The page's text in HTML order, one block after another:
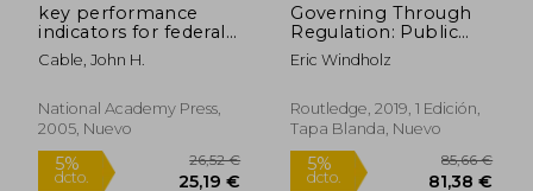
key performance
indicators for federal
facilities portfolios
(en Inglés)
Cable, John H.
National Academy Press,
2005, Nuevo
Governing Through
Regulation: Public
Policy, Regulation
and the law (en
Eric Windholz
Routledge, 2019, 1 Edición,
Tapa Blanda, Nuevo